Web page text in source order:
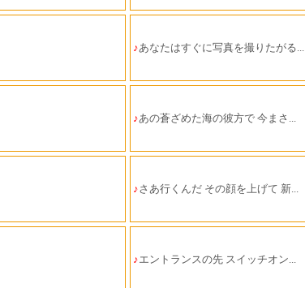
♪あなたはすぐに写真を撮りたがる...
♪あの蒼ざめた海の彼方で 今まさ...
♪さあ行くんだ その顔を上げて 新...
♪エントランスの先 スイッチオン...